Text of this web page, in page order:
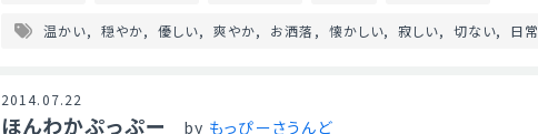
温かい 穏やか 優しい 爽やか お洒落 懐かしい 寂しい 切ない 日常
2014.07.22
ほんわかぷっぷー by もっぴーさうんど